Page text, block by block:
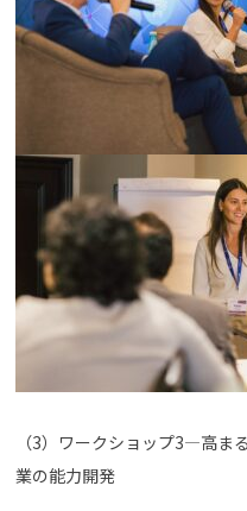
（3）ワークショップ3―高ま
業の能力開発